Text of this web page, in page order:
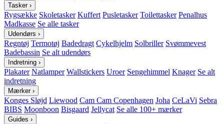
Tasker ›
Rygsække Skoletasker Kuffert Pusletasker Toilettasker Penalhus
Madkasse Se alle tasker
Udendørs ›
Regntøj Termotøj Badedragt Cykelhjelm Solbriller Svømmevest
Badebassin Se alt udendørs
Indretning ›
Plakater Natlamper Wallstickers Uroer Sengehimmel Knager Se alt
indretning
Mærker ›
Konges Sløjd Liewood Cam Cam Copenhagen Joha CeLaVi Sebra
BIBS Moonboon Bisgaard Jellycat Se alle 100+ mærker
Guides ›